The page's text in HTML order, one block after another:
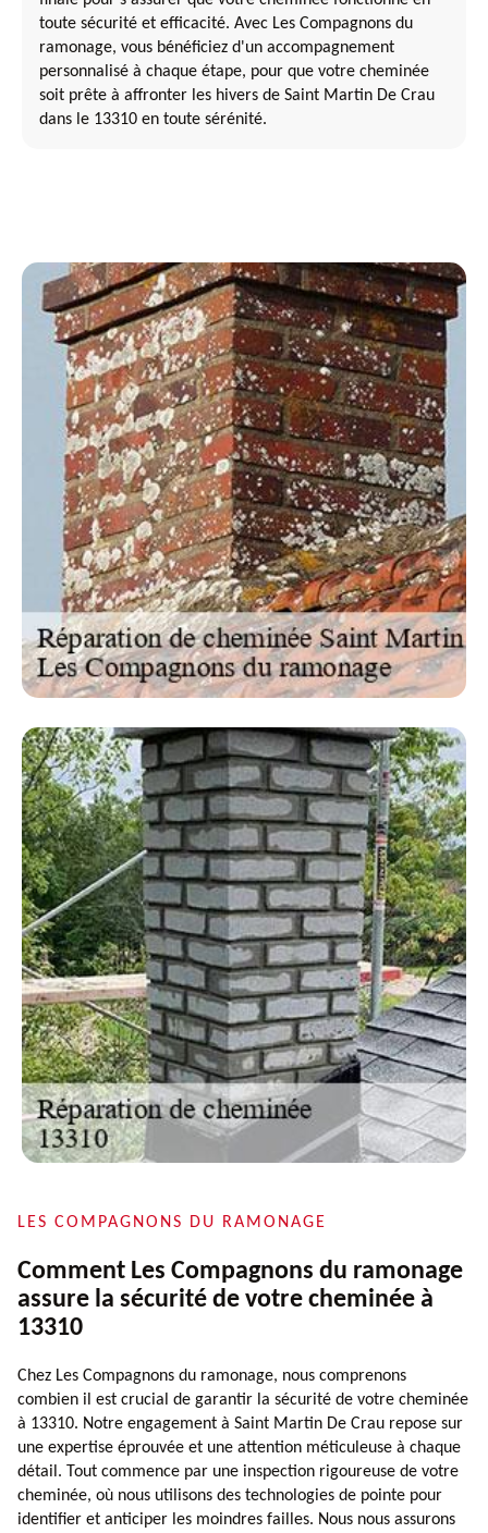
toute sécurité et efficacité. Avec Les Compagnons du
ramonage, vous bénéficiez d'un accompagnement
personnalisé à chaque étape, pour que votre cheminée
soit prête à affronter les hivers de Saint Martin De Crau
dans le 13310 en toute sérénité.
LES COMPAGNONS DU RAMONAGE
Comment Les Compagnons du ramonage
assure la sécurité de votre cheminée à
13310
Chez Les Compagnons du ramonage, nous comprenons
combien il est crucial de garantir la sécurité de votre cheminée
à 13310. Notre engagement à Saint Martin De Crau repose sur
une expertise éprouvée et une attention méticuleuse à chaque
détail. Tout commence par une inspection rigoureuse de votre
cheminée, où nous utilisons des technologies de pointe pour
identifier et anticiper les moindres failles. Nous nous assurons